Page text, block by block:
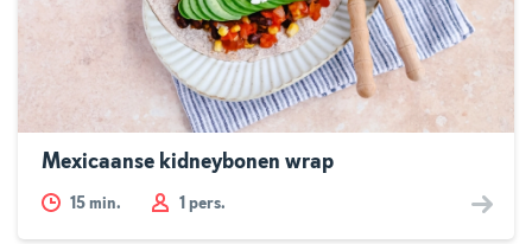
Mexicaanse kidneybonen wrap
15 min. 1 pers.